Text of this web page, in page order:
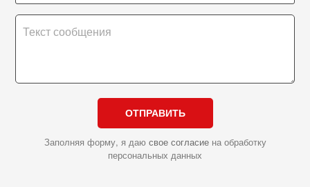
ОТПРАВИТЬ
Заполняя форму, я даю свое согласиена обработку
персональных данных